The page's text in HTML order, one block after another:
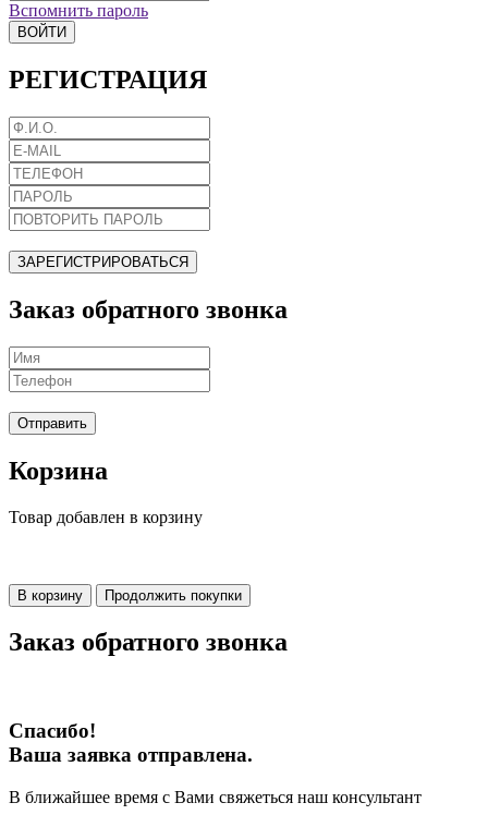
Вспомнить пароль
ВОЙТИ
РЕГИСТРАЦИЯ
ЗАРЕГИСТРИРОВАТЬСЯ
Заказ обратного звонка
Отправить
Корзина
Товар добавлен в корзину
В корзину Продолжить покупки
Заказ обратного звонка
Спасибо!
Ваша заявка отправлена.
В ближайшее время с Вами свяжеться наш консультант